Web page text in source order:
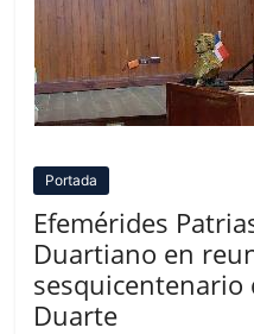
Portada
Efemérides
Duartiano en
sesquicentenario
Duarte